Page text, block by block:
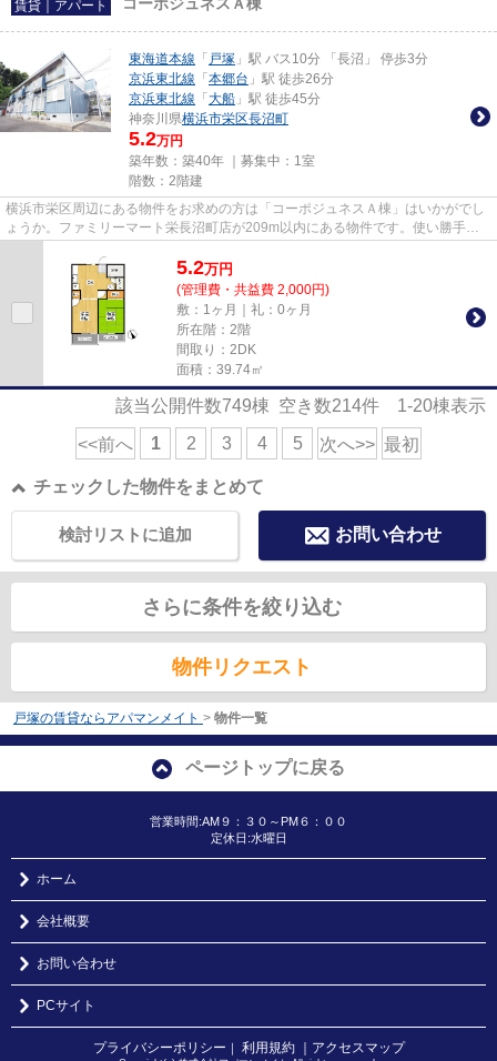
賃貸｜アパート
東海道本線 「 戸塚 」駅 バス10分 「長沼」 停歩3分
京浜東北線 「 本郷台 」駅 徒歩26分
京浜東北線 「 大船 」駅 徒歩45分
神奈川県横浜市栄区長沼町
5.2万円
築年数：築40年 ｜募集中： 1室
階数：2階建
横浜市栄区周辺にある物件をお求めの方は「コーポジュネスＡ棟」はいかがでし
ょうか。ファミリーマート栄長沼町店が209m以内にある物件です。使い勝手の
5.2万円
(管理費・共益費 2,000円)
敷：1ヶ月｜礼：0ヶ月
所在階：2階
間取り：2DK
面積：39.74㎡
該当公開件数749棟 空き数214件 1-20棟表示
<<前へ 1 2 3 4 5 次へ>> 最初
チェックした物件をまとめて
お問い合わせ
検討リストに追加
さらに条件を絞り込む
物件リクエスト
戸塚の賃貸ならアパマンメイト > 物件一覧
ページトップに戻る
営業時間:AM９：３０～PM６：００
定休日:水曜日
ホーム
会社概要
お問い合わせ
PCサイト
プライバシーポリシー ｜ 利用規約 ｜アクセスマップ